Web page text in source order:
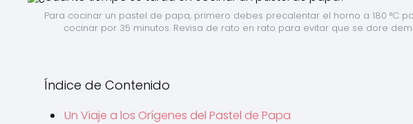
Para cocinar un pastel de papa, primero debes precalentar el horno a 180 °C
cocinar por 35 minutos. Revisa de rato en rato para evitar que se dore
Índice de Contenido
Un Viaje a los Orígenes del Pastel de Papa